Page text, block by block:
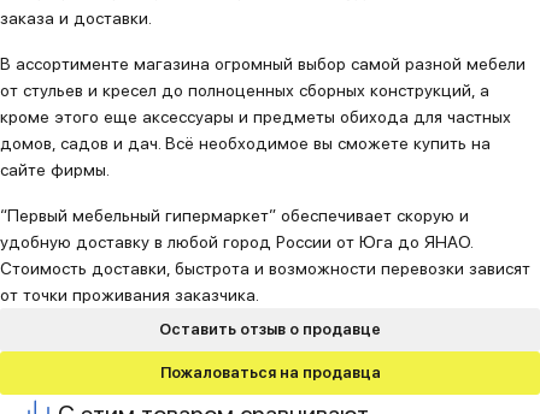
Оставить отзыв о продавце
Пожаловаться на продавца
заказа и доставки.
В ассортименте магазина огромный выбор самой разной мебели
от стульев и кресел до полноценных сборных конструкций, а
кроме этого еще аксессуары и предметы обихода для частных
домов, садов и дач. Всё необходимое вы сможете купить на
сайте фирмы.
“Первый мебельный гипермаркет” обеспечивает скорую и
удобную доставку в любой город России от Юга до ЯНАО.
Стоимость доставки, быстрота и возможности перевозки зависят
от точки проживания заказчика.